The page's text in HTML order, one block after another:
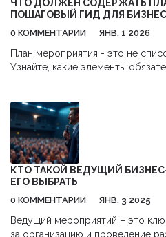
ЧТО ДОЛЖЕН СОДЕРЖАТЬ
ПОШАГОВЫЙ ГИД ДЛЯ
0 КОММЕНТАРИИ ЯНВ, 1 2026
План мероприятия - это не
Узнайте, какие элементы
КТО ТАКОЙ ВЕДУЩИЙ
ЕГО ВЫБРАТЬ
0 КОММЕНТАРИИ ЯНВ, 3 2025
Ведущий мероприятий – это
за организацию и проведение